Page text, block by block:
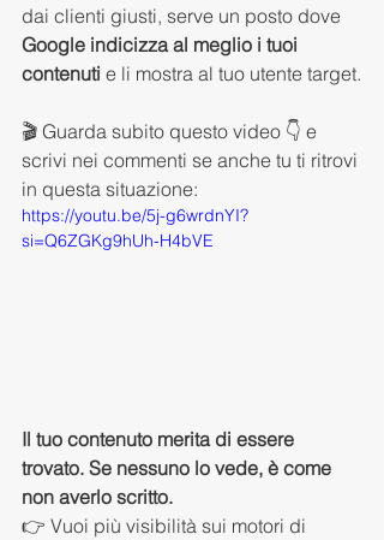
dai clienti giusti, serve un posto dove
Google indicizza al meglio i tuoi
contenuti e li mostra al tuo utente target.
🎬 Guarda subito questo video 👇 e
scrivi nei commenti se anche tu ti ritrovi
in questa situazione:
https://youtu.be/5j-g6wrdnYI?
si=Q6ZGKg9hUh-H4bVE
Il tuo contenuto merita di essere
trovato. Se nessuno lo vede, è come
non averlo scritto.
👉 Vuoi più visibilità sui motori di